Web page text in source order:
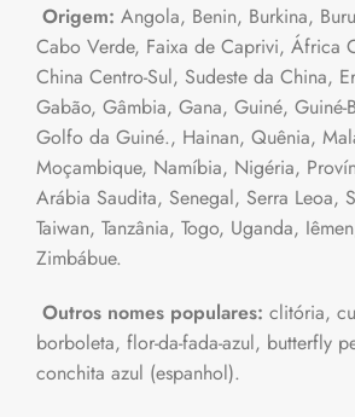
Origem: Angola, Benin, Burkina,
Cabo Verde, Faixa de Caprivi, África
China Centro-Sul, Sudeste da China,
Gabão, Gâmbia, Gana, Guiné, Guiné-
Golfo da Guiné., Hainan, Quênia,
Moçambique, Namíbia, Nigéria,
Arábia Saudita, Senegal, Serra Leoa,
Taiwan, Tanzânia, Togo, Uganda,
Zimbábue.
Outros nomes populares: clitória,
borboleta, flor-da-fada-azul, butterfly
conchita azul (espanhol).